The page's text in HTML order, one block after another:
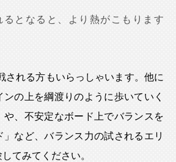
るとなると、より熱がこもります
される方もいらっしゃいます。他に
ンの上を綱渡りのように歩いていく
や、不安定なボード上でバランスを
」など、バランス力の試されるエリ
てみてください。